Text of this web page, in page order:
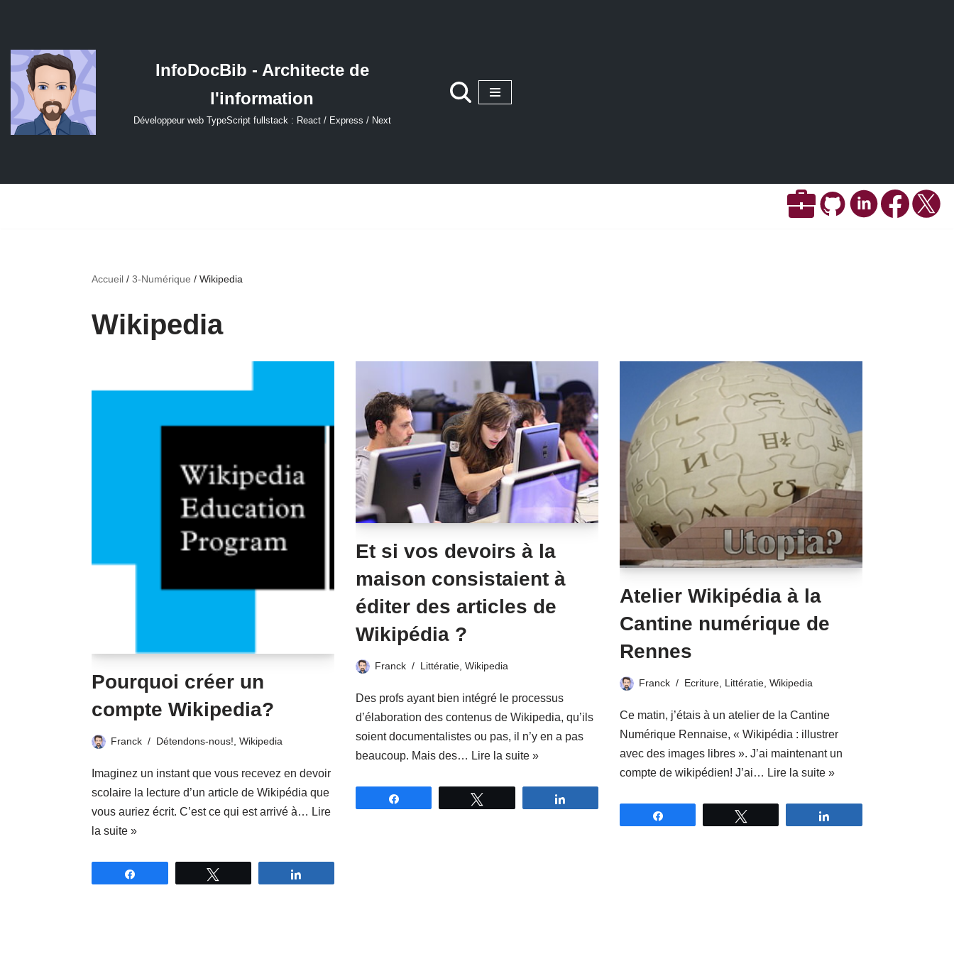
au
contenu
InfoDocBib - Architecte de
l'information
Développeur web TypeScript fullstack : React / Express / Next
Accueil /3-Numérique /Wikipedia
Wikipedia
Pourquoi créer un
compte Wikipedia?
Franck Détendons-nous!,Wikipedia
Imaginez un instant que vous recevez en devoir
scolaire la lecture d’un article de Wikipédia que
vous auriez écrit. C’est ce qui est arrivé à… Lire
la suite »
Et si vos devoirs à la
maison consistaient à
éditer des articles de
Wikipédia ?
Franck Littératie ,Wikipedia
Des profs ayant bien intégré le processus
d’élaboration des contenus de Wikipedia, qu’ils
soient documentalistes ou pas, il n’y en a pas
beaucoup. Mais des… Lire la suite »
Atelier Wikipédia à la
Cantine numérique de
Rennes
Franck Ecriture, Littératie, Wikipedia
Ce matin, j’étais à un atelier de la Cantine
Numérique Rennaise, « Wikipédia : illustrer
avec des images libres ». J’ai maintenant un
compte de wikipédien! J’ai… Lire la suite »